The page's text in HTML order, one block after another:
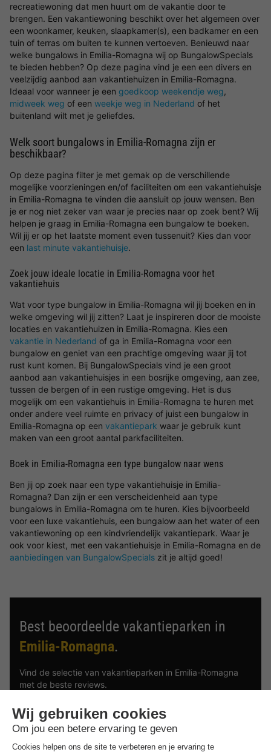
recreatiewoning dat men huurt om de vakantie door te
brengen. Een vakantiewoning beschikt over het algemeen over
een woonkamer, keuken, slaapkamer(s), een badkamer en een
tuin of terras om buiten te kunnen vertoeven. Benieuwd naar
welke bungalows in Emilia-Romagna wij op BungalowSpecials
te bieden hebben? Op deze pagina vind je een een divers en
veelzijdig aanbod aan vakantiehuizen in Emilia-Romagna.
Ideaal voor wanneer je een goedkoop weekendje weg,
midweek weg of een weekje weg in Nederland of het
buitenland wilt met je geliefdes.
Welk soort bungalows in Emilia-Romagna zijn er
beschikbaar?
Op deze pagina filter je met gemak op de verschillende
mogelijke voorzieningen en/of faciliteiten om een vakantiehuisje
in Emilia-Romagna te vinden die aansluit op jouw wensen. Ben
je er nog niet zeker van waar je precies naar op zoek bent? Wij
helpen je graag in Emilia-Romagna een bungalow te boeken.
Wil jij er op het laatste moment even tussenuit? Kies dan voor
een last minute vakantiehuisje.
Zoek jouw ideale locatie in Emilia-Romagna voor het
vakantiehuis
Wat voor type bungalow in Emilia-Romagna wil jij boeken en in
welke omgeving wil jij zitten? Laat je inspireren door de mooiste
locaties en vakantiehuizen in Emilia-Romagna. Kies een
vakantie in Nederland of ga in Emilia-Romagna voor een
bungalow en geniet van een prachtige omgeving waar jij tot
rust kunt komen. Bij BungalowSpecials vind je een groot
aanbod aan vakantiehuisjes in een bosrijke omgeving, aan zee,
tussen de bergen of in een rustige omgeving. Het is dus
mogelijk om een vakantiehuis in Emilia-Romagna te huren met
onder andere veel ruimte en privacy of juist een bungalow in
Emilia-Romagna op een vakantiepark waar je gebruik kunt
maken van een groot aantal parkfaciliteiten.
Boek in Emilia-Romagna een type bungalow naar wens
Ben jij op zoek naar een type vakantiehuisje in Emilia-
Romagna? Dan zijn er een verscheidenheid aan type
bungalows in Emilia-Romagna om te huren. Kies bijvoorbeeld
voor een luxe vakantiehuis, een bungalow aan het water of een
vakantiewoning op een kindvriendelijk vakantiepark. Waar je
ook voor kiest, met een vakantiehuisje in Emilia-Romagna en de
aanbiedingen van BungalowSpecials zit je altijd goed!
Best beoordeelde vakantieparken in
Emilia-Romagna.
Vind de selectie van vakantieparken in Emilia-Romagna
met de beste reviews.